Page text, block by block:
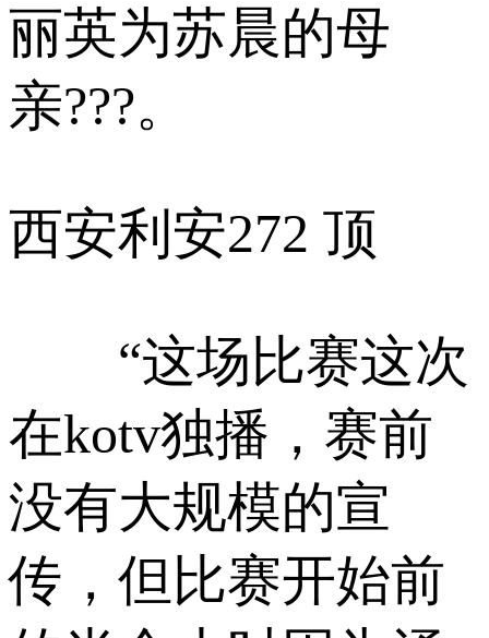
丽英为苏晨的母
亲???。
西安利安272 顶
“这场比赛这次
在kotv独播，赛前
没有大规模的宣
传，但比赛开始前